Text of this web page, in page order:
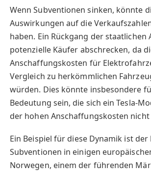
Wenn Subventionen sinken, könnte
Auswirkungen auf die
haben. Ein Rückgang der staatlichen
potenzielle Käufer abschrecken, da
Anschaffungskosten für
Vergleich zu herkömmlichen
würden. Dies könnte insbesondere
Bedeutung sein, die sich ein Tesla-
der hohen Anschaffungskosten
Ein Beispiel für diese Dynamik ist
Subventionen in einigen
Norwegen, einem der führenden